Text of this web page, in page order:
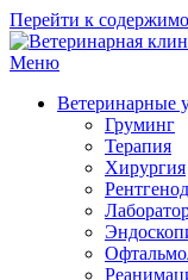
Перейти к
Меню
Ветеринарные
Груминг
Терапия
Хирургия